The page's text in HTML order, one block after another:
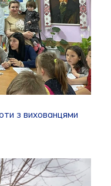
з вихованцями